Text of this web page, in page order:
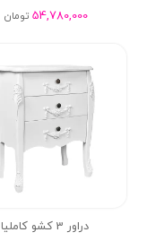
54,780,000 تومان
دراور 3 کشو کاملیا